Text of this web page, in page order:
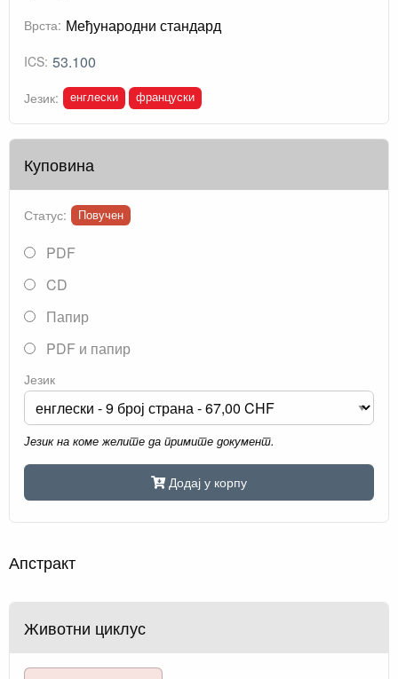
Врста: Међународни стандард
ICS: 53.100
Језик: енглески француски
Куповина
Статус: Повучен
PDF
CD
Папир
PDF и папир
Језик
Језик на коме желите да примите документ.
Додај у корпу
Апстракт
Животни циклус